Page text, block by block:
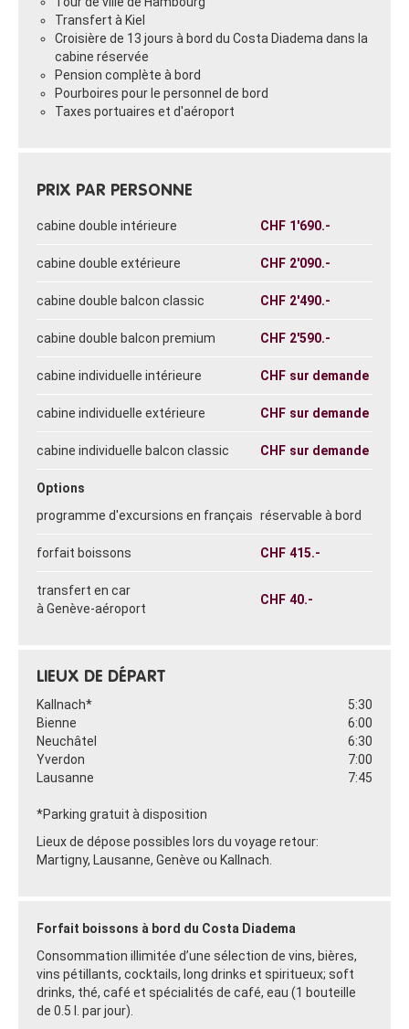
Transfert à Kiel
Croisière de 13 jours à bord du Costa Diadema dans la
cabine réservée
Pension complète à bord
Pourboires pour le personnel de bord
Taxes portuaires et d'aéroport
PRIX PAR PERSONNE
cabine double intérieure CHF 1'690.-
cabine double extérieure CHF 2'090.-
cabine double balcon classic CHF 2'490.-
cabine double balcon premium CHF 2'590.-
cabine individuelle intérieure CHF sur demande
cabine individuelle extérieure CHF sur demande
cabine individuelle balcon classic CHF sur demande
Options
programme d'excursions en français réservable à bord
forfait boissons CHF 415.-
transfert en car
à Genève-aéroport
CHF 40.-
LIEUX DE DÉPART
Kallnach*
5:30
Bienne
6:00
Neuchâtel
6:30
Yverdon
7:00
Lausanne
7:45
*Parking gratuit à disposition
Lieux de dépose possibles lors du voyage retour:
Martigny, Lausanne, Genève ou Kallnach.
Forfait boissons à bord du Costa Diadema
Consommation illimitée d’une sélection de vins, bières,
vins pétillants, cocktails, long drinks et spiritueux; soft
drinks, thé, café et spécialités de café, eau (1 bouteille
de 0.5 l. par jour).